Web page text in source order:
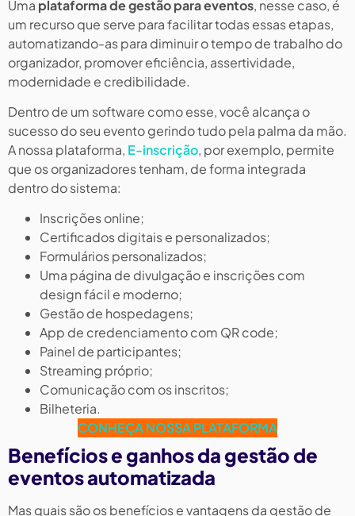
Uma plataforma de gestão para eventos, nesse caso, é
um recurso que serve para facilitar todas essas etapas,
automatizando-as para diminuir o tempo de trabalho do
organizador, promover eficiência, assertividade,
modernidade e credibilidade.
Dentro de um software como esse, você alcança o
sucesso do seu evento gerindo tudo pela palma da mão.
A nossa plataforma, E-inscrição, por exemplo, permite
que os organizadores tenham, de forma integrada
dentro do sistema:
Inscrições online;
Certificados digitais e personalizados;
Formulários personalizados;
Uma página de divulgação e inscrições com
design fácil e moderno;
Gestão de hospedagens;
App de credenciamento com QR code;
Painel de participantes;
Streaming próprio;
Comunicação com os inscritos;
Bilheteria.
CONHEÇA NOSSA PLATAFORMA
Benefícios e ganhos da gestão de
eventos automatizada
Mas quais são os benefícios e vantagens da gestão de